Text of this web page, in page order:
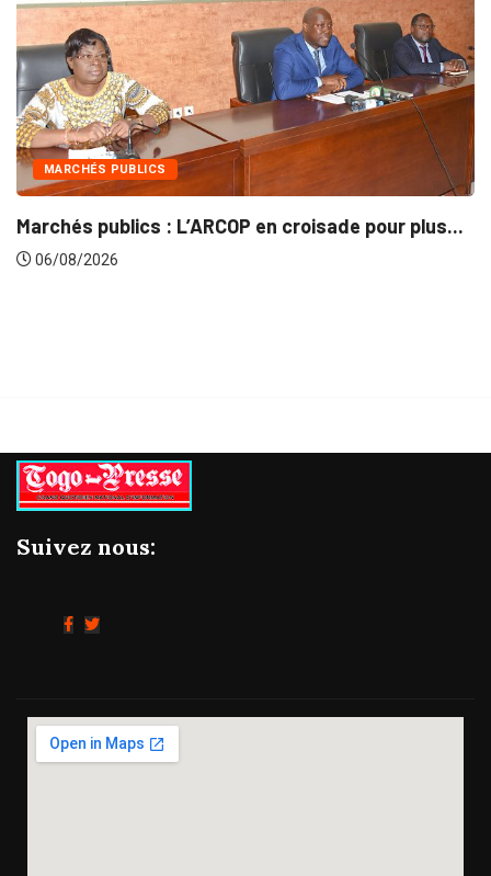
pour plus...
INTÉGRATION RÉGIONALE
Gestion concertée et durable
Suivez nous: